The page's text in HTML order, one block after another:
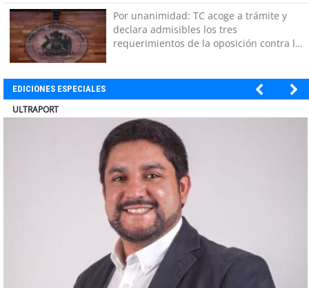
Por unanimidad: TC acoge a trámite y
declara admisibles los tres
requerimientos de la oposición contra la
EDICIONES ESPECIALES
BANCO DE CHILE